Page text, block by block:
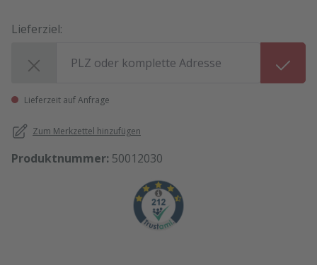
Lieferziel:
Lieferzeit auf Anfrage
Zum Merkzettel hinzufügen
Produktnummer: 50012030